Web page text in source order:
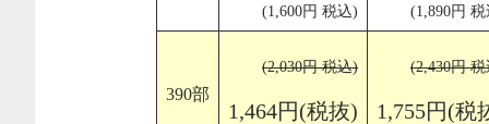
(1,600円 税込) (1,890円
390部
(2,030円 税込)
1,464円(税抜)
(2,430円
1,755円(税